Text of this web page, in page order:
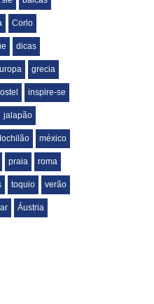
Corlo
dicas
grecia
inspire-se
jalapão
méxico
praia roma
toquio verão
Áustria